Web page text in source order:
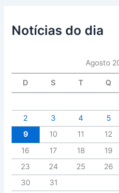
Notícias do dia
Agosto
D S T Q
2
3 4 5
9
10 11 12
16
17 18 19
23
24 25 26
30
31